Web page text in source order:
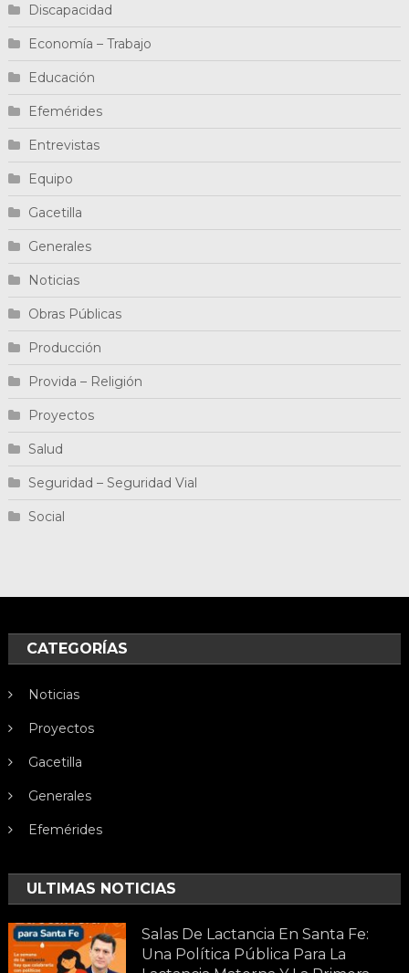
Discapacidad
Economía – Trabajo
Educación
Efemérides
Entrevistas
Equipo
Gacetilla
Generales
Noticias
Obras Públicas
Producción
Provida – Religión
Proyectos
Salud
Seguridad – Seguridad Vial
Social
CATEGORÍAS
Noticias
Proyectos
Gacetilla
Generales
Efemérides
ULTIMAS NOTICIAS
Salas De Lactancia En Santa Fe:
Una Política Pública Para La